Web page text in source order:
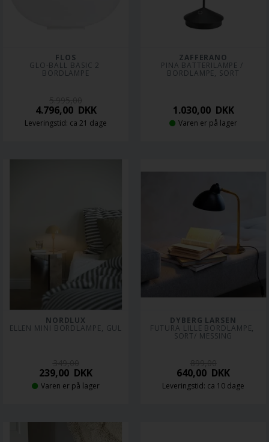
FLOS
GLO-BALL BASIC 2
BORDLAMPE
4.796,00DKK
Leveringstid: ca 21 dage
ZAFFERANO
PINA BATTERILAMPE /
BORDLAMPE, SORT
1.030,00DKK
Varen er på lager
NORDLUX
ELLEN MINI BORDLAMPE, GUL
239,00 DKK
Varen er på lager
DYBERG LARSEN
FUTURA LILLE BORDLAMPE,
SORT/ MESSING
640,00 DKK
Leveringstid: ca 10 dage